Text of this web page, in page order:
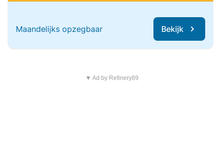
Maandelijks opzegbaar Bekijk
▼ Ad by Refinery89